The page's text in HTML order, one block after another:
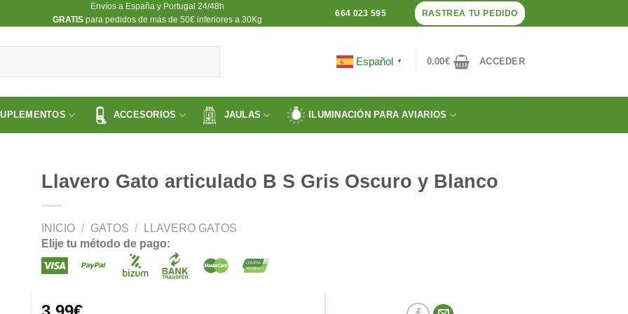
Envíos a España y Portugal 24/48h
​GRATISpara pedidos de más de 50€ inferiores a 30Kg
664 023 595 RASTREA TU PEDIDO
Español ▼ 0.00€ ACCEDER
ACCESORIOS JAULAS ILUMINACIÓN PARA AVIARIOS
Llavero Gato articulado B S Gris Oscuro y Blanco
INICIO / GATOS /
LLAVERO GATOS
Elije tu método de pago: